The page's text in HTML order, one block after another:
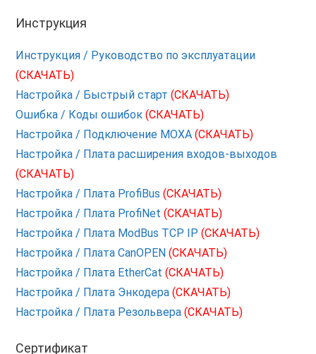
Инструкция
Инструкция / Руководство по эксплуатации
(СКАЧАТЬ)
Настройка / Быстрый старт(СКАЧАТЬ)
Ошибка / Коды ошибок(СКАЧАТЬ)
Настройка / Подключение MOXA(СКАЧАТЬ)
Настройка / Плата расширения входов-выходов
(СКАЧАТЬ)
Настройка / Плата ProfiBus(СКАЧАТЬ)
Настройка / Плата ProfiNet(СКАЧАТЬ)
Настройка / Плата ModBus TCP IP(СКАЧАТЬ)
Настройка / Плата CanOPEN(СКАЧАТЬ)
Настройка / Плата EtherCat(СКАЧАТЬ)
Настройка / Плата Энкодера(СКАЧАТЬ)
Настройка / Плата Резольвера(СКАЧАТЬ)
Сертификат